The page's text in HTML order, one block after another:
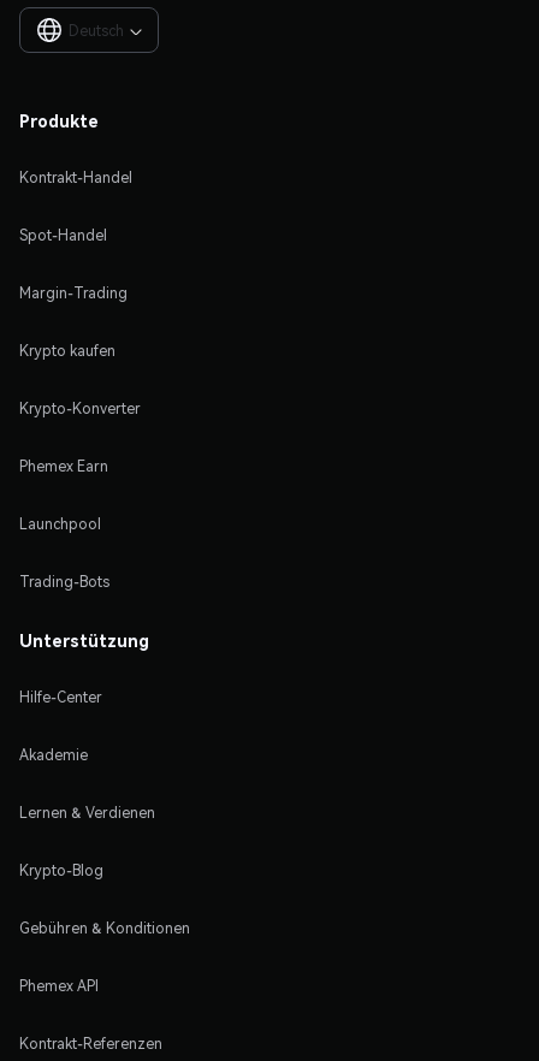
Deutsch 
Produkte
Kontrakt-Handel
Spot-Handel
Margin-Trading
Krypto kaufen
Krypto-Konverter
Phemex Earn
Launchpool
Trading-Bots
Unterstützung
Hilfe-Center
Akademie
Lernen & Verdienen
Krypto-Blog
Gebühren & Konditionen
Phemex API
Kontrakt-Referenzen